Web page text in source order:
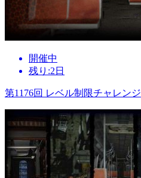
開催中
残り:2日
第1176回 レベル制限チャレンジ